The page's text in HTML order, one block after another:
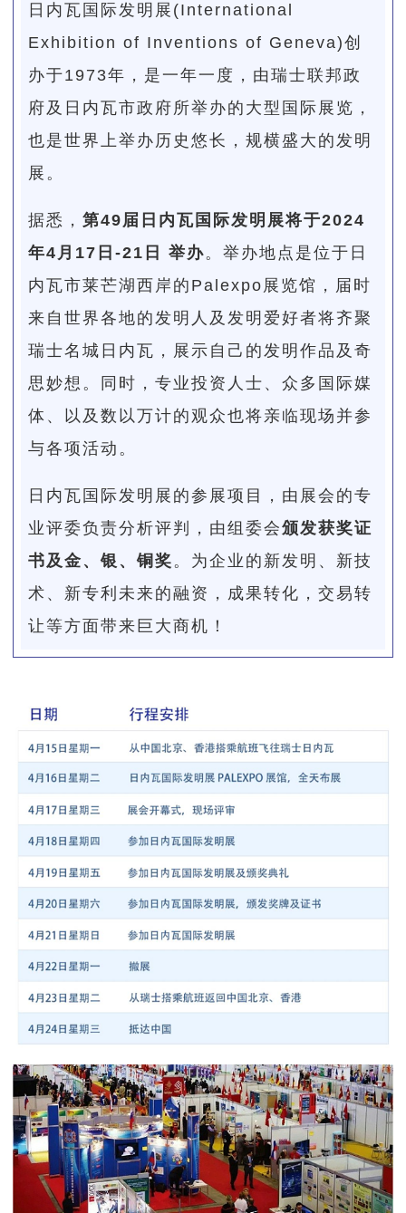
日内瓦国际发明展(International
Exhibition of Inventions of Geneva)创
办于1973年，是一年一度，由瑞士联邦政
府及日内瓦市政府所举办的大型国际展览，
也是世界上举办历史悠长，规横盛大的发明
展。
据悉， 第49届日内瓦国际发明展将于2024
年4月17日-21日
举办。举办地点是位于日
内瓦市莱芒湖西岸的Palexpo展览馆，届时
来自世界各地的发明人及发明爱好者将齐聚
瑞士名城日内瓦，展示自己的发明作品及奇
思妙想。同时，专业投资人士、众多国际媒
体、以及数以万计的观众也将亲临现场并参
与各项活动。
日内瓦国际发明展的参展项目，由展会的专
业评委负责分析评判，由组委会颁发获奖证
书及金、银、铜奖。为企业的新发明、新技
术、新专利未来的融资，成果转化，交易转
让等方面带来巨大商机！